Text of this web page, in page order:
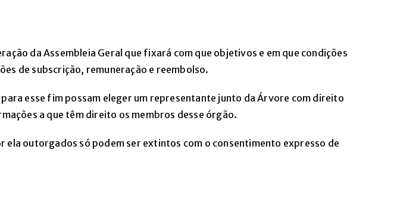
da Assembleia Geral que fixará com que objetivos e em que condições
de subscrição, remuneração e reembolso.
esse fim possam eleger um representante junto da Árvore com direito
a que têm direito os membros desse órgão.
outorgados só podem ser extintos com o consentimento expresso de